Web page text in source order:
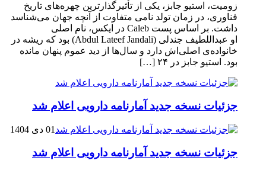
زومیت، استیو جابز، یکی از تأثیرگذارترین چهره‌های تاریخ
فناوری، در زمان تولد نامی متفاوت از آنچه جهان می‌شناسد
داشت. بر اساس پست Caleb در ایکس، نام اصلی
او عبداللطیف جندلی (Abdul Lateef Jandali) بود که ریشه در
خانواده‌ی اصلی‌اش دارد و سال‌ها از دید عموم پنهان مانده
بود. استیو جابز در ۲۴ […]
جزئیات نسخه جدید آمارنامه دارویی اعلام شد
01 دی 1404
جزئیات نسخه جدید آمارنامه دارویی اعلام شد